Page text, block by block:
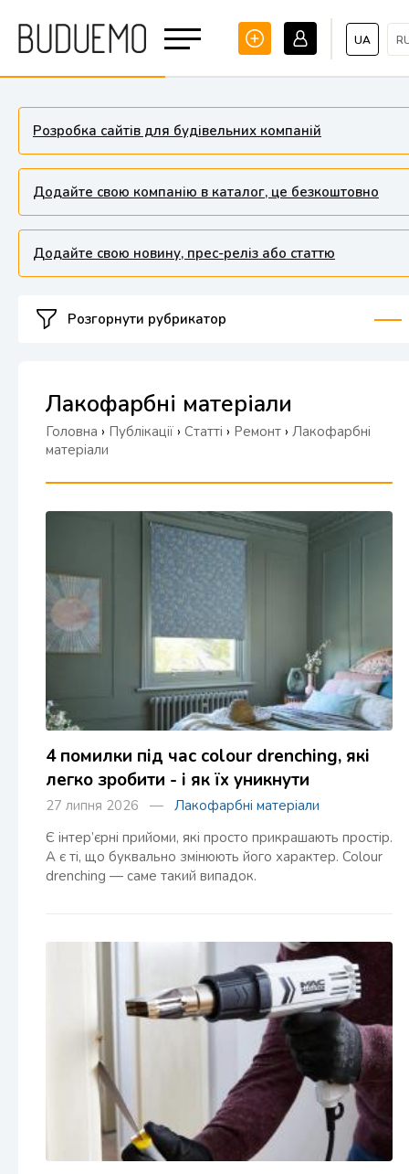
UA
Розробка сайтів для будівельних компаній
Додайте свою компанію в каталог, це безкоштовно
Додайте свою новину, прес-реліз або статтю
Розгорнути рубрикатор
Лакофарбні матеріали
Головна › Публікації › Статті › Ремонт › Лакофарбні
матеріали
4 помилки під час colour drenching, які
легко зробити - і як їх уникнути
27 липня 2026 — Лакофарбні матеріали
Є інтер’єрні прийоми, які просто прикрашають простір.
А є ті, що буквально змінюють його характер. Colour
drenching — саме такий випадок.